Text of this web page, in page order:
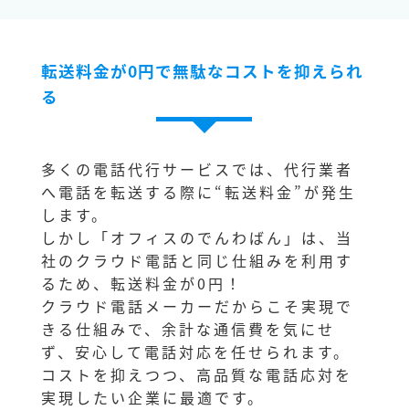
転送料金が0円で無駄なコストを抑えられ
る
多くの電話代行サービスでは、代行業者
へ電話を転送する際に“転送料金”が発生
します。
しかし「オフィスのでんわばん」は、当
社のクラウド電話と同じ仕組みを利用す
るため、転送料金が0円！
クラウド電話メーカーだからこそ実現で
きる仕組みで、余計な通信費を気にせ
ず、安心して電話対応を任せられます。
コストを抑えつつ、高品質な電話応対を
実現したい企業に最適です。